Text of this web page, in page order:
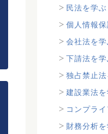
民法を学ぶ
個人情報
会社法を
下請法を
独占禁止
建設業法
コンプラ
財務分析